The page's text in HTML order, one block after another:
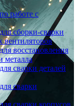
работе с
сборки-сварки
восстановления
металла
сварки деталей
сварки
сварки корпусов